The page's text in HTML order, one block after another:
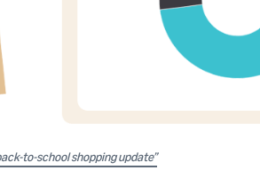
to-school shopping update”